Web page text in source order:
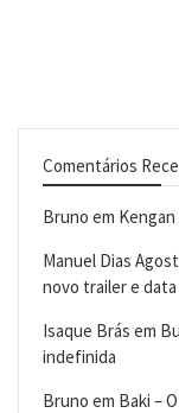
Comentários
Bruno em
Manuel Dias
novo trailer e
Isaque Brás em
indefinida
Bruno em Baki –